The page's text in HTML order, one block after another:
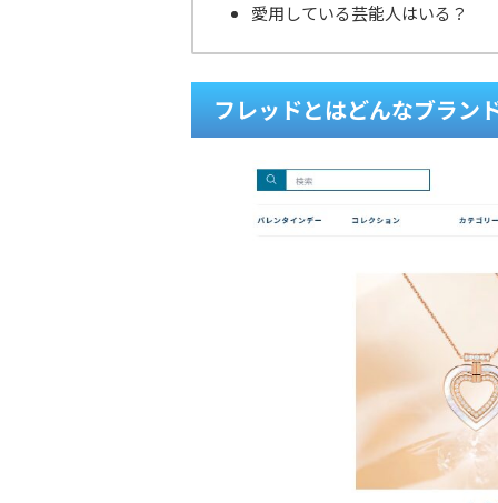
愛用している芸能人はいる？
フレッドとはどんなブラン